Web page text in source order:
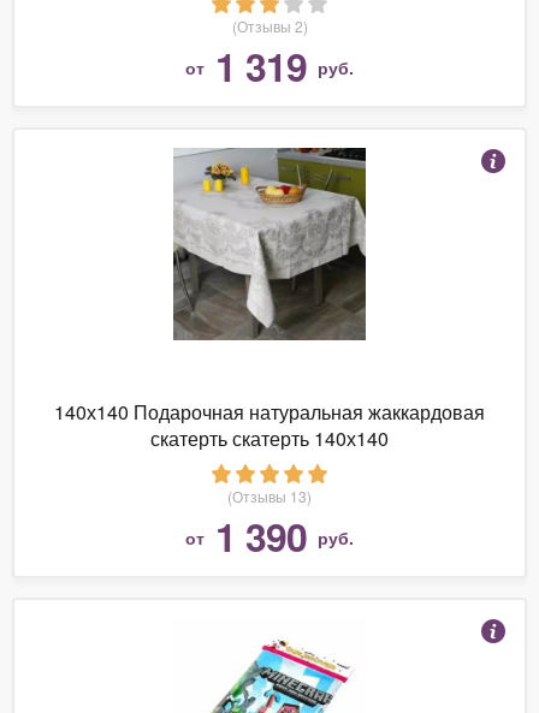
(Отзывы 2)
от 1 319 руб.
140х140 Подарочная натуральная жаккардовая
скатерть скатерть 140х140
(Отзывы 13)
от 1 390 руб.